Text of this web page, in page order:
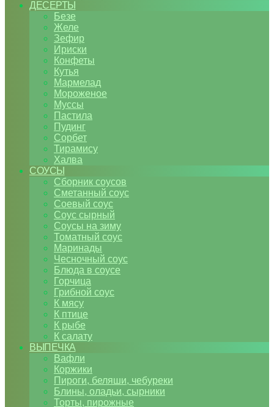
ДЕСЕРТЫ
Безе
Желе
Зефир
Ириски
Конфеты
Кутья
Мармелад
Мороженое
Муссы
Пастила
Пудинг
Сорбет
Тирамису
Халва
СОУСЫ
Сборник соусов
Сметанный соус
Соевый соус
Соус сырный
Соусы на зиму
Томатный соус
Маринады
Чесночный соус
Блюда в соусе
Горчица
Грибной соус
К мясу
К птице
К рыбе
К салату
ВЫПЕЧКА
Вафли
Коржики
Пироги, беляши, чебуреки
Блины, оладьи, сырники
Торты, пирожные